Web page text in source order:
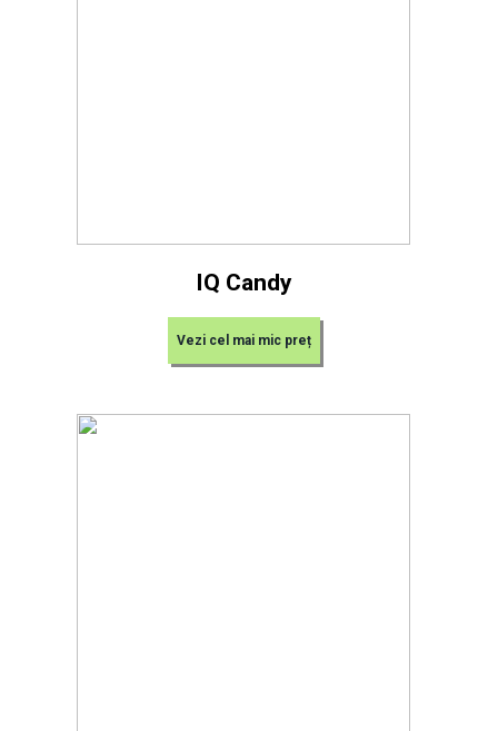
IQ Candy
Vezi cel mai mic preț